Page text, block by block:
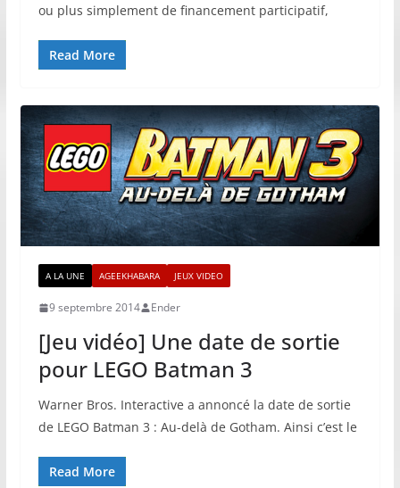
ou plus simplement de financement participatif,
Read More
A LA UNE AGEEKHABARA JEUX VIDEO
9 septembre 2014 Ender
[Jeu vidéo] Une date de sortie
pour LEGO Batman 3
Warner Bros. Interactive a annoncé la date de sortie
de LEGO Batman 3 : Au-delà de Gotham. Ainsi c’est le
Read More